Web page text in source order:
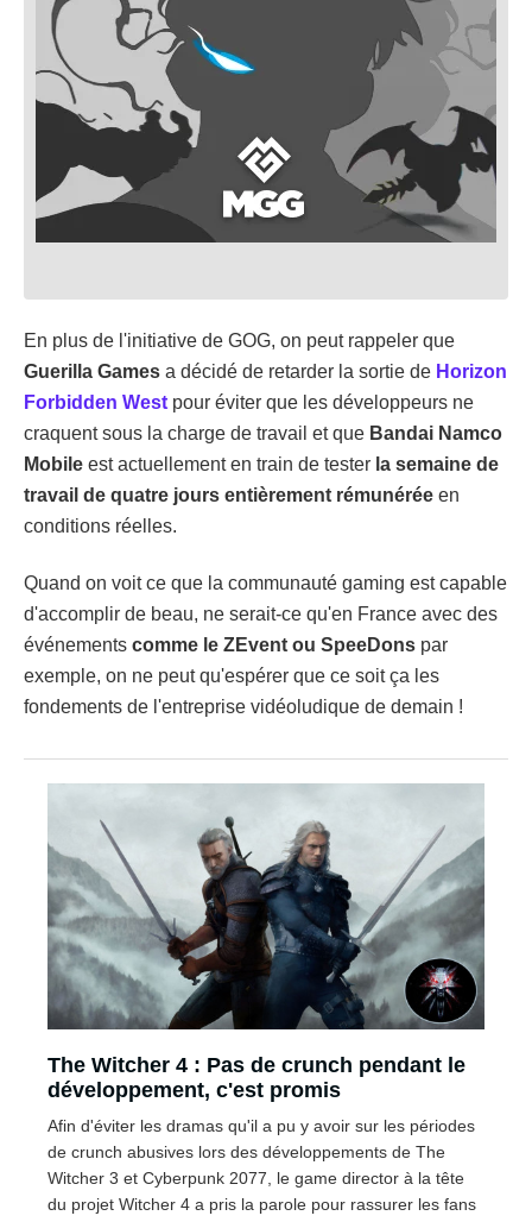
En plus de l'initiative de GOG, on peut rappeler que
Guerilla Games a décidé de retarder la sortie de Horizon
Forbidden West pour éviter que les développeurs ne
craquent sous la charge de travail et que Bandai Namco
Mobile est actuellement en train de tester la semaine de
travail de quatre jours entièrement rémunérée en
conditions réelles.
Quand on voit ce que la communauté gaming est capable
d'accomplir de beau, ne serait-ce qu'en France avec des
événements comme le ZEvent ou SpeeDons par
exemple, on ne peut qu'espérer que ce soit ça les
fondements de l'entreprise vidéoludique de demain !
The Witcher 4 : Pas de crunch pendant le
développement, c'est promis
Afin d'éviter les dramas qu'il a pu y avoir sur les périodes
de crunch abusives lors des développements de The
Witcher 3 et Cyberpunk 2077, le game director à la tête
du projet Witcher 4 a pris la parole pour rassurer les fans